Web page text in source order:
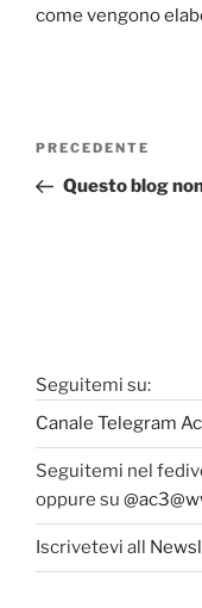
come vengono
Navigazione
Articolo
precedente:
PRECEDENTE
Questo blog
Seguitemi su:
Canale Telegram
Seguitemi nel
oppure su
Iscrivetevi all